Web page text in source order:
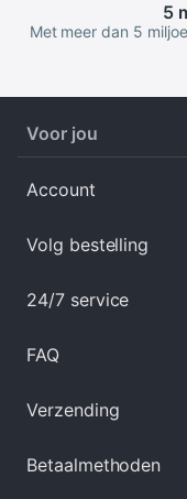
5
Met meer dan 5
Voor jou
Account
Volg bestelling
24/7 service
FAQ
Verzending
Betaalmethoden